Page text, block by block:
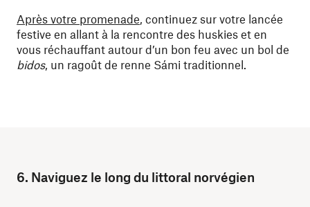
Après votre promenade , continuez sur votre lancée
festive en allant à la rencontre des huskies et en
vous réchauffant autour d’un bon feu avec un bol de
bidos, un ragoût de renne Sámi traditionnel.
6. Naviguez le long du littoral norvégien